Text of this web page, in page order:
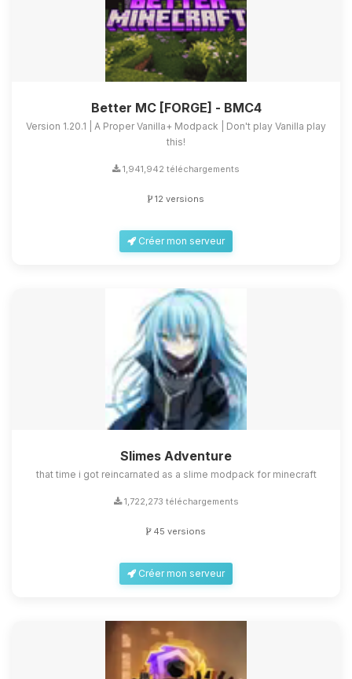
Better MC [FORGE] - BMC4
Version 1.20.1 | A Proper Vanilla+ Modpack | Don't play Vanilla play
this!
1,941,942 téléchargements
12 versions
Créer mon serveur
Slimes Adventure
that time i got reincarnated as a slime modpack for minecraft
1,722,273 téléchargements
45 versions
Créer mon serveur